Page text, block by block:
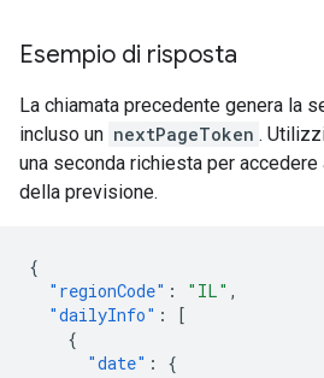
Esempio di risposta
La chiamata precedente genera la
incluso un nextPageToken .
una seconda richiesta per
della previsione.
{
"regionCode" : "IL" ,
"dailyInfo" :
[
{
"date" :
{